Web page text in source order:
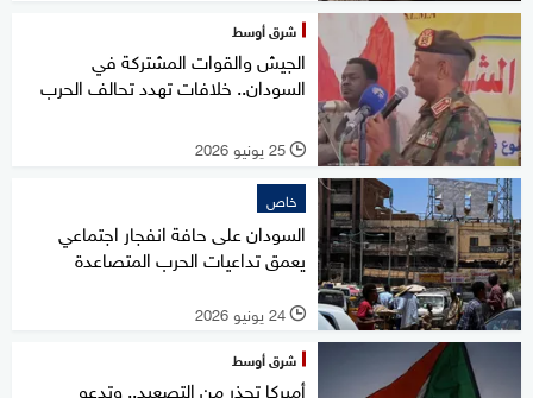
شرق أوسط
الجيش والقوات المشتركة في
السودان.. خلافات تهدد تحالف الحرب
l 25 يونيو 2026
خاص
السودان على حافة انفجار اجتماعي
يعمق تداعيات الحرب المتصاعدة
l 24 يونيو 2026
شرق أوسط
أميركا تحذر من التصعيد.. وتدعو